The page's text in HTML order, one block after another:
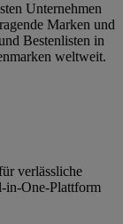
Unternehmen
Marken und
Bestenlisten in
weltweit.
verlässliche
in-One-Plattform